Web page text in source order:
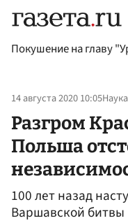
Покушение на главу
14 августа 2020 10:05Наука
Разгром
Польша
100 лет назад
Варшавской битвы